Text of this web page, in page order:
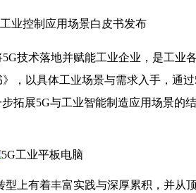
业控制应用场景白皮书发布
术落地并赋能工业企业，是工业
，以具体工业场景与需求入手，通
拓展5G与工业智能制造应用场景的
上有着丰富实践与深厚累积，并从